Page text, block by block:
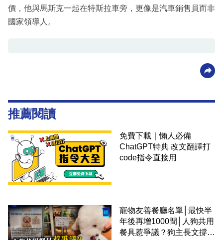
價，他與馬斯克一起在特斯拉車旁，更像是汽車銷售員而非
國家領導人。
推薦閱讀
免費下載｜懶人必備
ChatGPT特典 改文翻譯打
code指令直接用
寵物友善餐廳名單│最快半
年後再增1000間│人狗共用
餐具惹爭議？狗主長文撐